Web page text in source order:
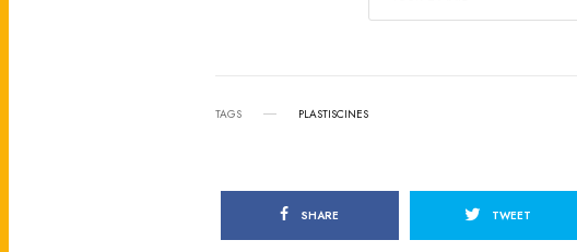
TAGS PLASTISCINES
SHARE TWEET